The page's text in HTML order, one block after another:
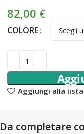
82,00 €
COLORE
Aggiungi alla
Da completare